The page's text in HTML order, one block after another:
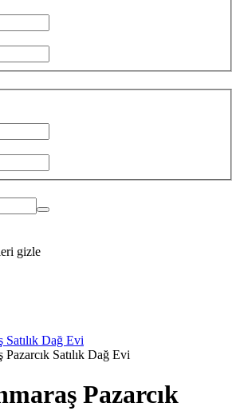
gizle
Satılık Dağ Evi
Pazarcık Satılık Dağ Evi
Pazarcık